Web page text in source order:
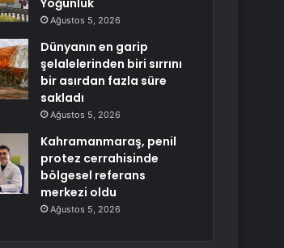
Yoğunluk
Ağustos 5, 2026
Dünyanın en garip
şelalelerinden biri sırrını
bir asırdan fazla süre
sakladı
Ağustos 5, 2026
Kahramanmaraş, penil
protez cerrahisinde
bölgesel referans
merkezi oldu
Ağustos 5, 2026